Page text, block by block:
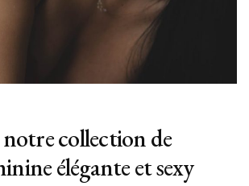
collection de
élégante et sexy